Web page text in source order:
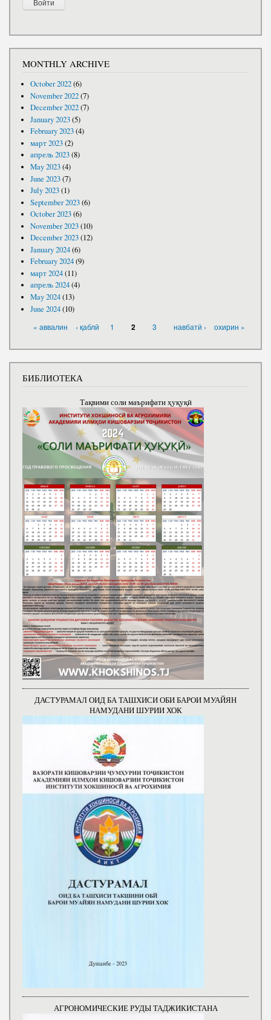
MONTHLY ARCHIVE
October 2022(6)
November 2022(7)
December 2022(7)
January 2023(5)
February 2023(4)
март 2023(2)
апрель 2023(8)
May 2023(4)
June 2023(7)
July 2023(1)
September 2023(6)
October 2023(6)
November 2023(10)
December 2023(12)
January 2024(6)
February 2024(9)
март 2024(11)
апрель 2024(4)
May 2024(13)
June 2024(10)
« аввалин ‹ қаблӣ 1 2 3 навбатӣ › охирин »
БИБЛИОТЕКА
Тақвими соли маърифати ҳуқуқӣ
ДАСТУРАМАЛ ОИД БА ТАШХИСИ ОБИ БАРОИ МУАЙЯН
НАМУДАНИ ШУРИИ ХОК
АГРОНОМИЧЕСКИЕ РУДЫ ТАДЖИКИСТАНА